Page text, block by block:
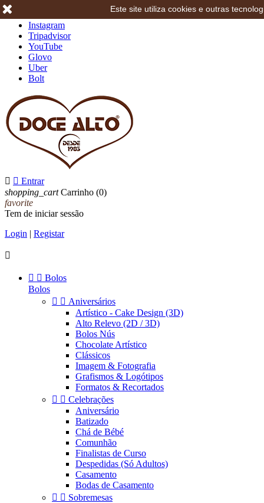
Instagram
Tripadvisor
YouTube
Glovo
Uber
Bolt
  Entrar
shopping_cart Carrinho (0)
favorite
Tem de iniciar sessão
Login | Registar

  Bolos
Bolos
  Aniversários
Artístico - Cake Design (3D)
Alto Relevo (2D / 3D)
Bolos Nús
Chocolate Artístico
Clássicos
Imagem & Fotografia
Grafismos & Logótipos
Formatos & Recortados
  Celebrações
Aniversário
Batizado
Chá de Bébé
Comunhão
Finalistas de Curso
Despedidas (Só Adultos)
Casamento
Bodas de Casamento
  Sobremesas
Este site utiliza cookies e outras